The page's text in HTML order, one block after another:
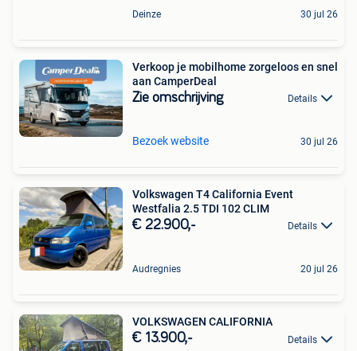
Deinze 30 jul 26
Verkoop je mobilhome zorgeloos en snel
aan CamperDeal
Zie omschrijving Details
Bezoek website 30 jul 26
Volkswagen T4 California Event
Westfalia 2.5 TDI 102 CLIM
€ 22.900,- Details
Audregnies 20 jul 26
VOLKSWAGEN CALIFORNIA
€ 13.900,- Details